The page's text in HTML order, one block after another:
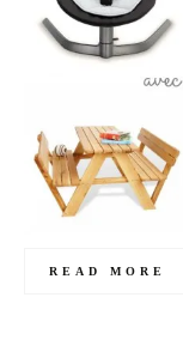
READ MORE